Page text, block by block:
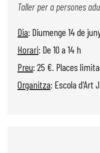
Taller per a persones
Dia: Diumenge 14 de
Horari: De 10 a 14 h
Preu: 25 €. Places
Organitza: Escola d'Art